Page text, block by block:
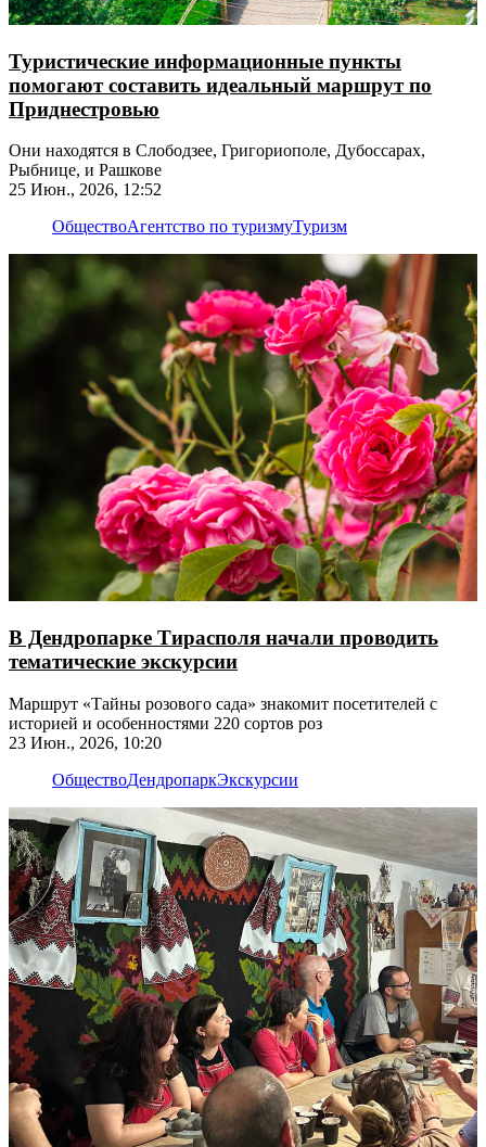
Туристические информационные пункты
помогают составить идеальный маршрут по
Приднестровью
Они находятся в Слободзее, Григориополе, Дубоссарах,
Рыбнице, и Рашкове
25 Июн., 2026, 12:52
ОбществоАгентство по туризмуТуризм
В Дендропарке Тирасполя начали проводить
тематические экскурсии
Маршрут «Тайны розового сада» знакомит посетителей с
историей и особенностями 220 сортов роз
23 Июн., 2026, 10:20
ОбществоДендропаркЭкскурсии